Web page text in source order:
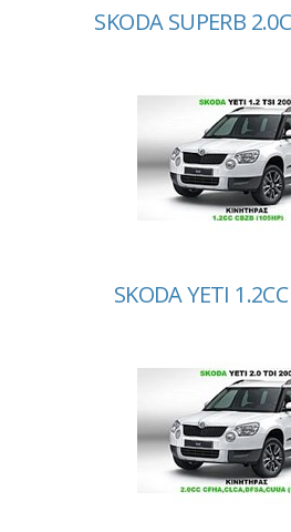
SKODA SUPERB
SKODA YETI